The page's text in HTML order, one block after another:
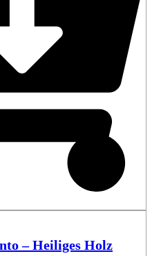
– Heiliges Holz